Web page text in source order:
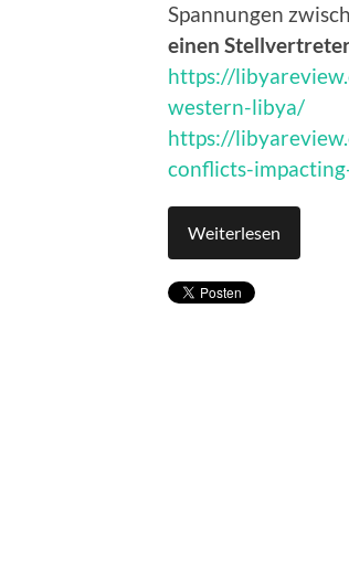
Spannungen
einen
https://
western-libya/
https://
conflicts-
Weiterlesen